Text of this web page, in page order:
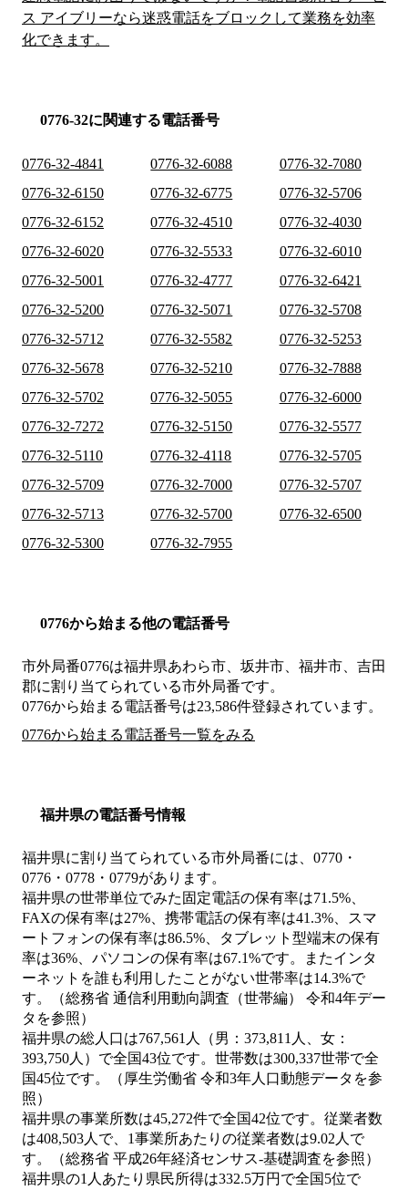
ス アイブリーなら迷惑電話をブロックして業務を効率
化できます。
0776-32に関連する電話番号
0776-32-4841 0776-32-6088
0776-32-7080
0776-32-6150
0776-32-6775
0776-32-5706
0776-32-6152
0776-32-4510
0776-32-4030
0776-32-6020
0776-32-5533
0776-32-6010
0776-32-5001
0776-32-4777
0776-32-6421
0776-32-5200
0776-32-5071
0776-32-5708
0776-32-5712
0776-32-5582
0776-32-5253
0776-32-5678
0776-32-5210
0776-32-7888
0776-32-5702
0776-32-5055
0776-32-6000
0776-32-7272
0776-32-5150
0776-32-5577
0776-32-5110
0776-32-4118
0776-32-5705
0776-32-5709
0776-32-7000
0776-32-5707
0776-32-5713
0776-32-5700
0776-32-6500
0776-32-5300
0776-32-7955
0776から始まる他の電話番号
市外局番0776は福井県あわら市、坂井市、福井市、吉田
郡に割り当てられている市外局番です。
0776から始まる電話番号は23,586件登録されています。
0776から始まる電話番号一覧をみる
福井県の電話番号情報
福井県に割り当てられている市外局番には、0770・
0776・0778・0779があります。
福井県の世帯単位でみた固定電話の保有率は71.5%、
FAXの保有率は27%、携帯電話の保有率は41.3%、スマ
ートフォンの保有率は86.5%、タブレット型端末の保有
率は36%、パソコンの保有率は67.1%です。またインタ
ーネットを誰も利用したことがない世帯率は14.3%で
す。（総務省 通信利用動向調査（世帯編） 令和4年デー
タを参照）
福井県の総人口は767,561人（男：373,811人、女：
393,750人）で全国43位です。世帯数は300,337世帯で全
国45位です。（厚生労働省 令和3年人口動態データを参
照）
福井県の事業所数は45,272件で全国42位です。従業者数
は408,503人で、1事業所あたりの従業者数は9.02人で
す。（総務省 平成26年経済センサス‐基礎調査を参照）
福井県の1人あたり県民所得は332.5万円で全国5位で